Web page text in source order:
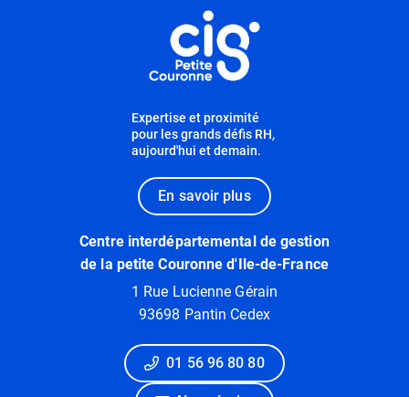
Expertise et proximité
pour les grands défis RH,
aujourd'hui et demain.
En savoir plus
Centre interdépartemental de gestion
de la petite Couronne d'Ile-de-France
1 Rue Lucienne Gérain
93698 Pantin Cedex
01 56 96 80 80